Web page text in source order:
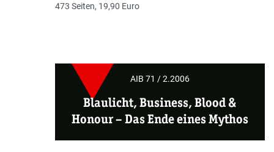
473 Seiten, 19,90 Euro
AIB 71 / 2.2006
Blaulicht, Business, Blood &
Honour –Das Ende eines Mythos